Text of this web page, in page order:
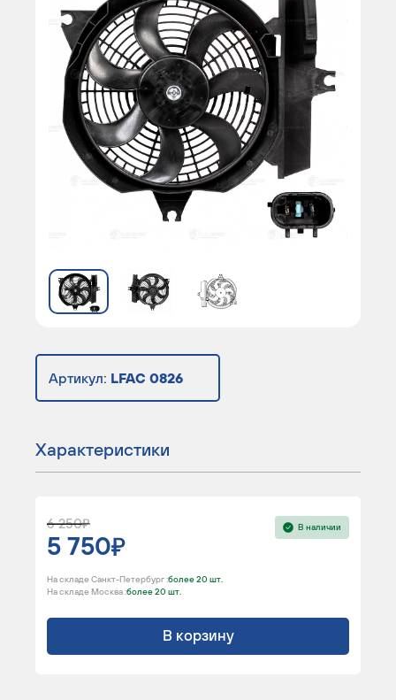
Артикул: LFAC 0826
Характеристики
6 250
5 750
В наличии
На складе Санкт-Петербург :более 20 шт.
На складе Москва :более 20 шт.
В корзину